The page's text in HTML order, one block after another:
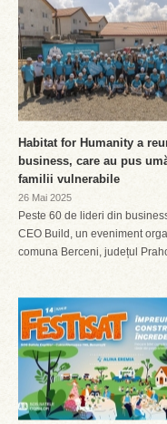
Habitat for Humanity a
business, care au pus
familii vulnerabile
26 Mai 2025
Peste 60 de lideri din
CEO Build, un eveniment
comuna Berceni, județul